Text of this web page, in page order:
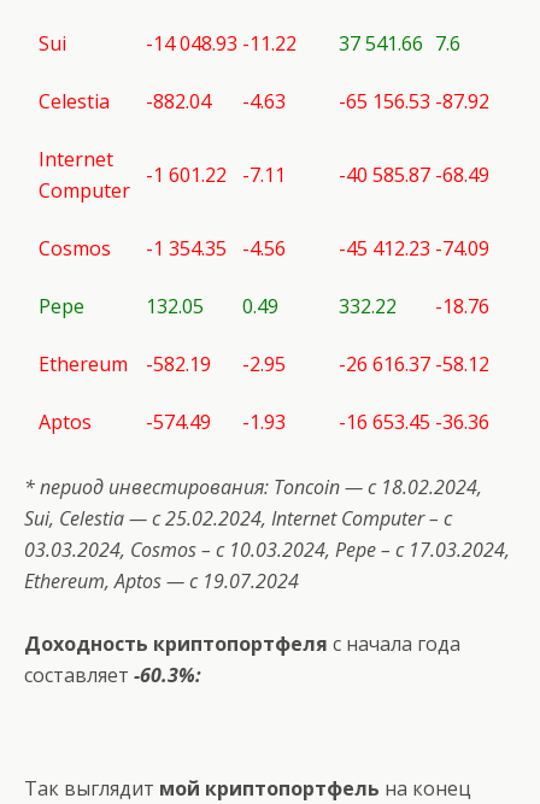
Sui -14 048.93 -11.22 37 541.66 7.6
Celestia -882.04 -4.63 -65 156.53 -87.92
Internet
Computer
-1 601.22 -7.11 -40 585.87 -68.49
Cosmos -1 354.35 -4.56 -45 412.23 -74.09
Pepe 132.05 0.49 332.22 -18.76
Ethereum -582.19 -2.95 -26 616.37 -58.12
Aptos -574.49 -1.93 -16 653.45 -36.36
* период инвестирования: Toncoin— с 18.02.2024,
Sui, Celestia— с 25.02.2024, Internet Computer– с
03.03.2024, Cosmos– с 10.03.2024, Pepe– с 17.03.2024,
Ethereum, Aptos — с 19.07.2024
Доходность криптопортфеля с начала года
составляет -60.3%:
Так выглядит мой криптопортфель на конец